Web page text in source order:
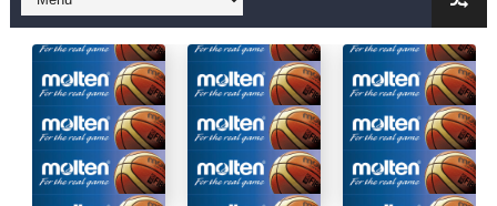
B ΕΦΗΒΩΝ F4 : Χάλκινο το Πέρα 71-56 την Δραπετσώνα στον
Στην National League 2 ο Μανδραϊκός 83-72 τον Εθνικό
Live streaming ΜΠΑΡΑΖ ΑΝΟΔΟΥ ΣΤΗΝ NL 2 : ΑΥΡΙΟ
Β΄ ΕΦΗΒΩΝ F4 : Εντυπωσιακός ο Ρέντης στον τελικό 104-77